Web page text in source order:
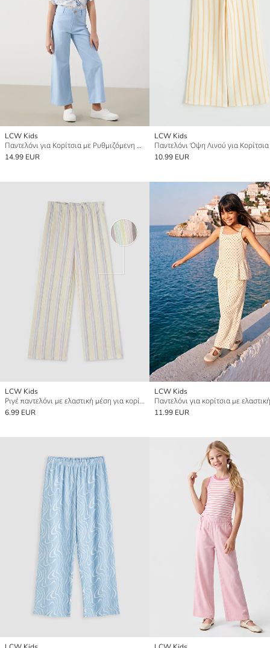
LCW Kids
Παντελόνι για Κορίτσια με Ρυθμιζόμενη Ελαστική Μέση
14.99 EUR
LCW Kids
Παντελόνι Όψη Λινού για Κορίτσια
10.99 EUR
LCW Kids
Ριγέ παντελόνι με ελαστική μέση για κορίτσια
6.99 EUR
LCW Kids
11.99 EUR